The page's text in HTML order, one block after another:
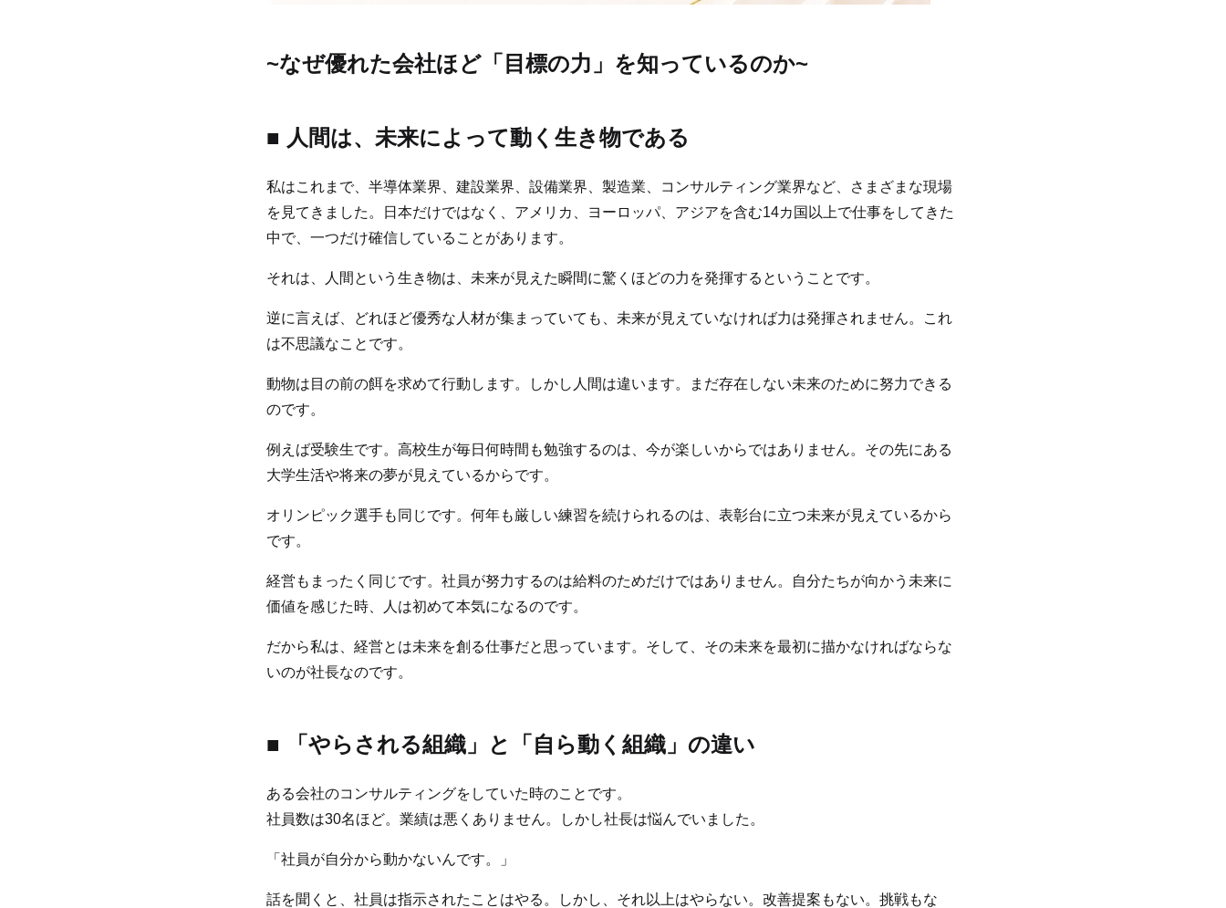
~なぜ優れた会社ほど「目標の力」を知っているのか~
■ 人間は、未来によって動く生き物である
私はこれまで、半導体業界、建設業界、設備業界、製造業、コンサルティング業界など、さまざまな現場
を見てきました。日本だけではなく、アメリカ、ヨーロッパ、アジアを含む14カ国以上で仕事をしてきた
中で、一つだけ確信していることがあります。
それは、人間という生き物は、未来が見えた瞬間に驚くほどの力を発揮するということです。
逆に言えば、どれほど優秀な人材が集まっていても、未来が見えていなければ力は発揮されません。これ
は不思議なことです。
動物は目の前の餌を求めて行動します。しかし人間は違います。まだ存在しない未来のために努力できる
のです。
例えば受験生です。高校生が毎日何時間も勉強するのは、今が楽しいからではありません。その先にある
大学生活や将来の夢が見えているからです。
オリンピック選手も同じです。何年も厳しい練習を続けられるのは、表彰台に立つ未来が見えているから
です。
経営もまったく同じです。社員が努力するのは給料のためだけではありません。自分たちが向かう未来に
価値を感じた時、人は初めて本気になるのです。
だから私は、経営とは未来を創る仕事だと思っています。そして、その未来を最初に描かなければならな
いのが社長なのです。
■ 「やらされる組織」と「自ら動く組織」の違い
ある会社のコンサルティングをしていた時のことです。
社員数は30名ほど。業績は悪くありません。しかし社長は悩んでいました。
「社員が自分から動かないんです。」
話を聞くと、社員は指示されたことはやる。しかし、それ以上はやらない。改善提案もない。挑戦もな